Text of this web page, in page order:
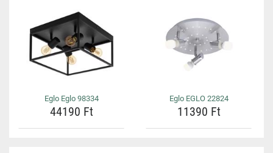
Eglo Eglo 98334
44190 Ft
Eglo EGLO 22824
11390 Ft